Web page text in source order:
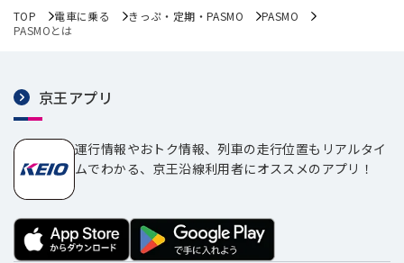
TOP 電車に乗る きっぷ・定期・PASMO
PASMO
PASMOとは
京王アプリ
運行情報やおトク情報、列車の走行位置もリアルタイ
ムでわかる、京王沿線利用者にオススメのアプリ！